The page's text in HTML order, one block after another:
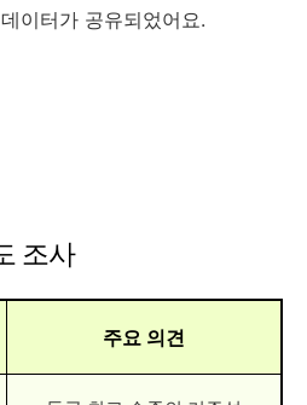
이터가 공유되었어요.
조사
주요 의견